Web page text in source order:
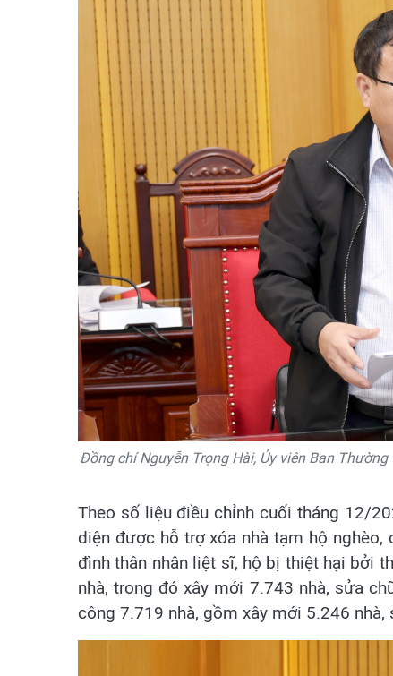
Đồng chí Nguyễn Trọng Hài, Ủy viên Ban
Theo số liệu điều chỉnh cuối tháng 12/
diện được hỗ trợ xóa nhà tạm hộ
đình thân nhân liệt sĩ, hộ bị thiệt hại bởi
nhà, trong đó xây mới 7.743 nhà, sửa
công 7.719 nhà, gồm xây mới 5.246 nhà,